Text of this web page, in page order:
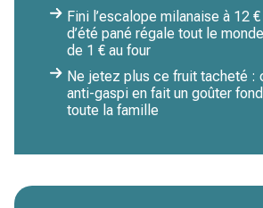
Fini l’escalope milanaise à 12
d’été pané régale tout le
de 1 € au four
Ne jetez plus ce fruit tacheté :
anti-gaspi en fait un goûter
toute la famille